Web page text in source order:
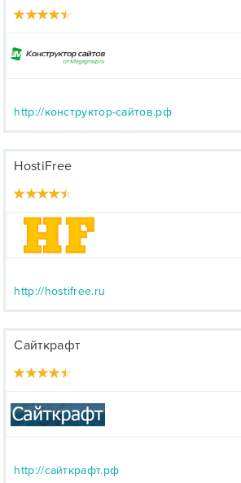
http://конструктор-сайтов.рф
HostiFree
http://hostifree.ru
Сайткрафт
http://сайткрафт.рф